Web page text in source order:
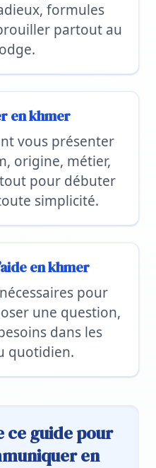
formules
partout au
en khmer
vous présenter
origine, métier,
pour débuter
simplicité.
en khmer
pour
une question,
dans les
quotidien.
ce guide pour
en